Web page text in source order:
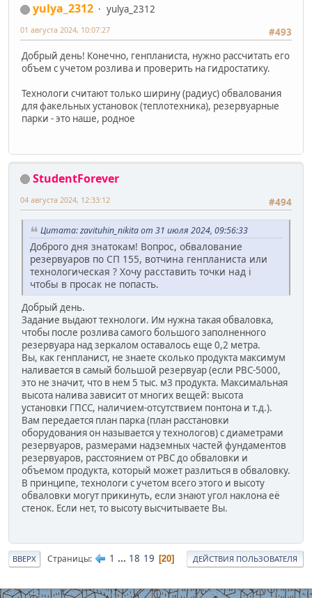
yulya_2312
yulya_2312
#493
01 августа 2024, 10:07:27
Добрый день! Конечно, генпланиста, нужно рассчитать его
объем с учетом розлива и проверить на гидростатику.
Технологи считают только ширину (радиус) обвалования
для факельных установок (теплотехника), резервуарные
парки - это наше, родное
StudentForever
#494
04 августа 2024, 12:33:12
Цитата: zavituhin_nikita от 31 июля 2024, 09:56:33
Доброго дня знатокам! Вопрос, обвалование
резервуаров по СП 155, вотчина генпланиста или
технологическая ? Хочу расставить точки над i
чтобы в просак не попасть.
Добрый день.
Задание выдают технологи. Им нужна такая обваловка,
чтобы после розлива самого большого заполненного
резервуара над зеркалом оставалось еще 0,2 метра.
Вы, как генпланист, не знаете сколько продукта максимум
наливается в самый большой резервуар (если РВС-5000,
это не значит, что в нем 5 тыс. м3 продукта. Максимальная
высота налива зависит от многих вещей: высота
установки ГПСС, наличием-отсутствием понтона и т.д.).
Вам передается план парка (план расстановки
оборудования он называется у технологов) с диаметрами
резервуаров, размерами надземных частей фундаментов
резервуаров, расстоянием от РВС до обваловки и
объемом продукта, который может разлиться в обваловку.
В принципе, технологи с учетом всего этого и высоту
обваловки могут прикинуть, если знают угол наклона её
стенок. Если нет, то высоту высчитываете Вы.
ВВЕРХ Страницы 1 ... 18 19 20 ДЕЙСТВИЯ ПОЛЬЗОВАТЕЛЯ